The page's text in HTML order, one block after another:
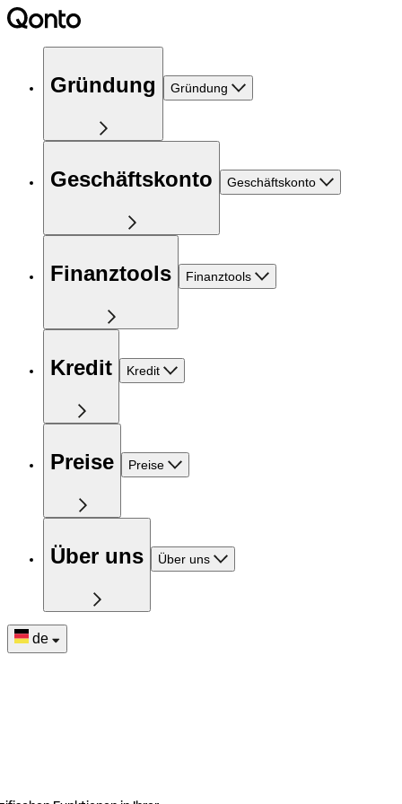
Gründung Gründung
Geschäftskonto Geschäftskonto
Finanztools Finanztools
Kredit Kredit
Preise Preise
Über uns Über uns
de